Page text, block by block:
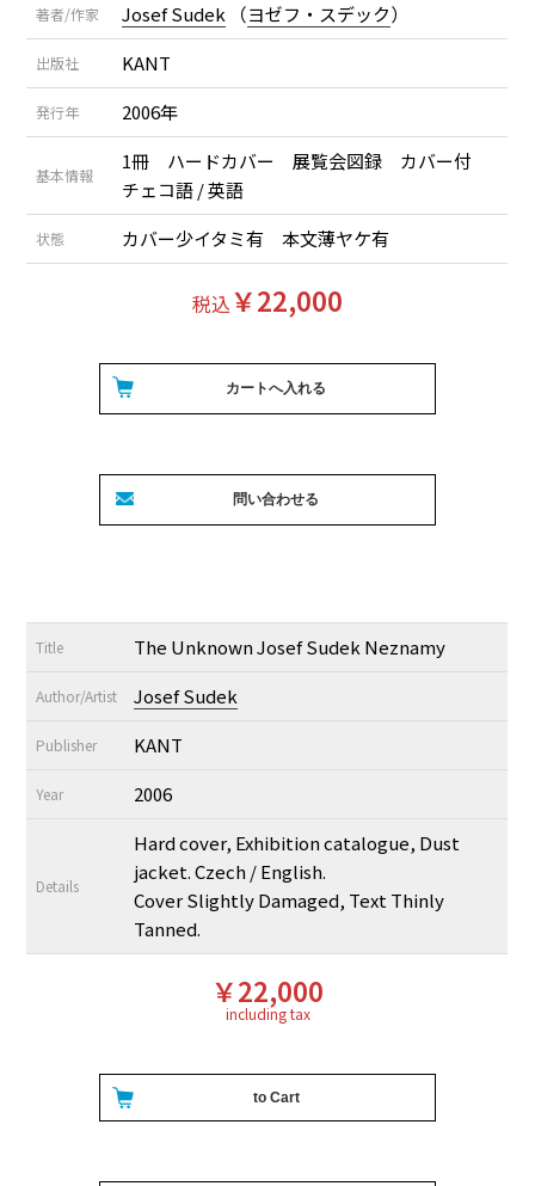
著者/作家 Josef Sudek （ヨゼフ・スデック）
出版社 KANT
発行年 2006年
基本情報
1冊 ハードカバー 展覧会図録 カバー付
チェコ語 / 英語
状態 カバー少イタミ有 本文薄ヤケ有
税込￥22,000
Title The Unknown Josef Sudek Neznamy
Author/Artist Josef Sudek
Publisher KANT
Year 2006
Details
Hard cover, Exhibition catalogue, Dust
jacket. Czech / English.
Cover Slightly Damaged, Text Thinly
Tanned.
￥22,000
including tax